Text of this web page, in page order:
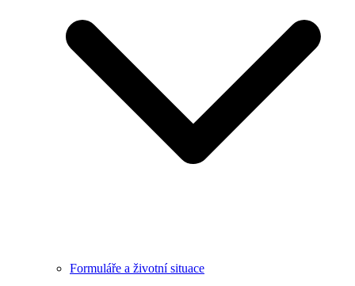
Formuláře a životní situace